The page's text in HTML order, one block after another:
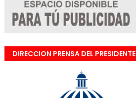
DIRECCION PRENSA DEL PRESIDENTE